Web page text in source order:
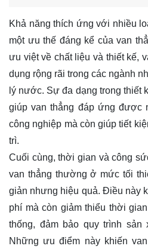
Khả năng thích ứng với nhiều
một ưu thế đáng kể của van
ưu việt về chất liệu và thiết kế,
dụng rộng rãi trong các ngành
lý nước. Sự đa dạng trong thiết
giúp van thẳng đáp ứng được
công nghiệp mà còn giúp tiết
trì.
Cuối cùng, thời gian và công
van thẳng thường ở mức tối
giản nhưng hiệu quả. Điều này
phí mà còn giảm thiểu thời
thống, đảm bảo quy trình sản
Những ưu điểm này khiến